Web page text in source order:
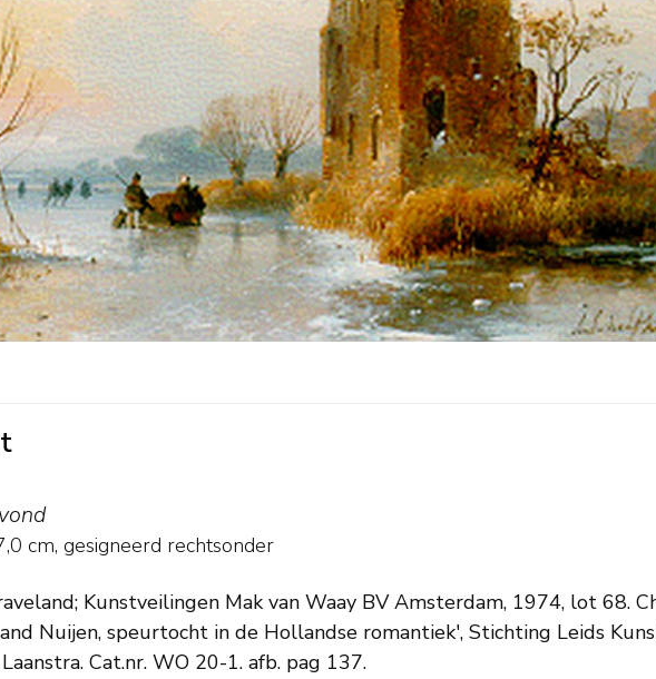
cm, gesigneerd rechtsonder
Kunstveilingen Mak van Waay BV Amsterdam, 1974, lot 68.
Nuijen, speurtocht in de Hollandse romantiek', Stichting Leids
Cat.nr. WO 20-1. afb. pag 137.